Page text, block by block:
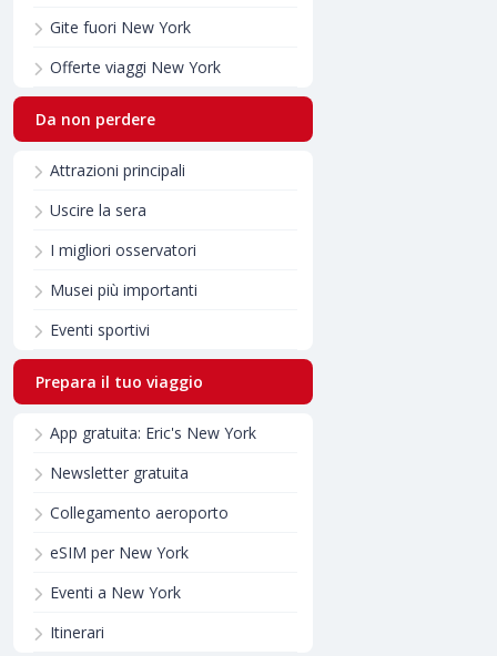
Gite fuori New York
Offerte viaggi New York
Da non perdere
Attrazioni principali
Uscire la sera
I migliori osservatori
Musei più importanti
Eventi sportivi
Prepara il tuo viaggio
App gratuita: Eric's New York
Newsletter gratuita
Collegamento aeroporto
eSIM per New York
Eventi a New York
Itinerari